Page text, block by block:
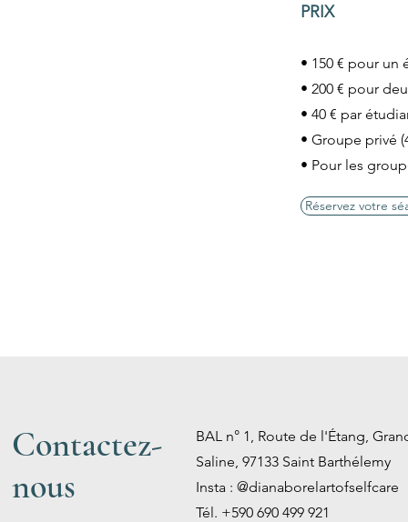
PRIX
• 150 € pour un
• 200 € pour
• 40 € par
• Groupe privé
• Pour les
Réservez votre
Contactez-
nous
BAL n° 1, Route de l'Étang,
Saline, 97133 Saint Barthélemy
Insta : @dianaborelartofselfcare
Tél. +590 690 499 921